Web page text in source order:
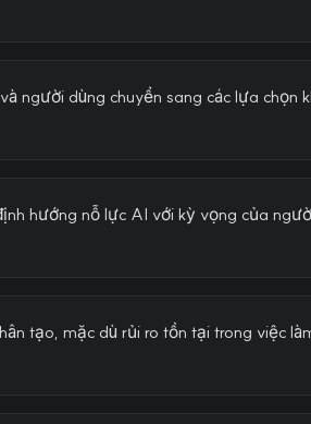
người dùng chuyển sang các lựa chọn
hướng nỗ lực AI với kỳ vọng của
tạo, mặc dù rủi ro tồn tại trong việc